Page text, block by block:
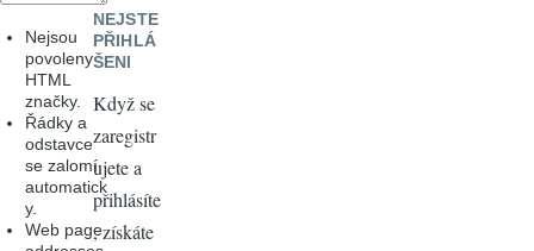
Nejsou
povoleny
HTML
značky.
Řádky a
odstavce
se zalomí
automatick
y.
Web page
NEJSTE
PŘIHLÁ
ŠENI
Když se
zaregistr
ujete a
přihlásíte
, získáte